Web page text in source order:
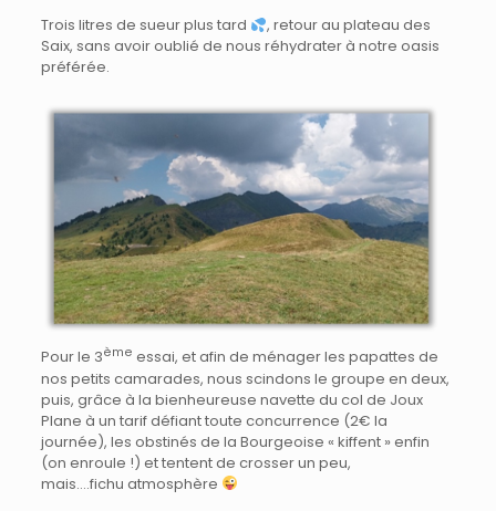
Trois litres de sueur plus tard
, retour au plateau des
Saix, sans avoir oublié de nous réhydrater à notre oasis
préférée.
Pour le 3ème essai, et afin de ménager les papattes de
nos petits camarades, nous scindons le groupe en deux,
puis, grâce à la bienheureuse navette du col de Joux
Plane à un tarif défiant toute concurrence (2€ la
journée), les obstinés de la Bourgeoise « kiffent » enfin
(on enroule !) et tentent de crosser un peu,
mais….fichu atmosphère